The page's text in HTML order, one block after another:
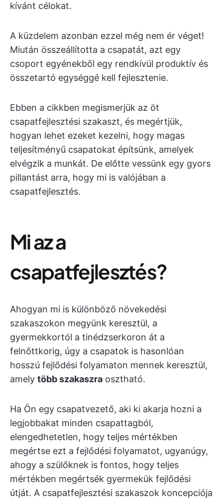
kívánt célokat.
A küzdelem azonban ezzel még nem ér véget!
Miután összeállította a csapatát, azt egy
csoport egyénekből egy rendkívül produktív és
összetartó egységgé kell fejlesztenie.
Ebben a cikkben megismerjük az öt
csapatfejlesztési szakaszt, és megértjük,
hogyan lehet ezeket kezelni, hogy magas
teljesítményű csapatokat építsünk, amelyek
elvégzik a munkát. De előtte vessünk egy gyors
pillantást arra, hogy mi is valójában a
csapatfejlesztés.
Mi az a
csapatfejlesztés?
Ahogyan mi is különböző növekedési
szakaszokon megyünk keresztül, a
gyermekkortól a tinédzserkoron át a
felnőttkorig, úgy a csapatok is hasonlóan
hosszú fejlődési folyamaton mennek keresztül,
amely több szakaszra osztható.
Ha Ön egy csapatvezető, aki ki akarja hozni a
legjobbakat minden csapattagból,
elengedhetetlen, hogy teljes mértékben
megértse ezt a fejlődési folyamatot, ugyanúgy,
ahogy a szülőknek is fontos, hogy teljes
mértékben megértsék gyermekük fejlődési
útját. A csapatfejlesztési szakaszok koncepciója